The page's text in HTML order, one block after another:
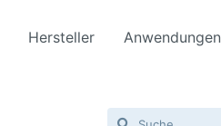
Hersteller Anwendungen